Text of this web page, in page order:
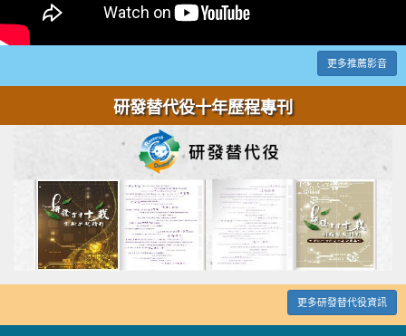
更多推薦影音
研發替代役十年歷程專刊
更多研發替代役資訊